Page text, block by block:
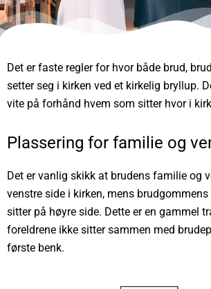
Det er faste regler for hvor både brud,
setter seg i kirken ved et kirkelig bryllup.
vite på forhånd hvem som sitter hvor i
Plassering for familie og
Det er vanlig skikk at brudens familie og
venstre side i kirken, mens
sitter på høyre side. Dette er en gammel
foreldrene ikke sitter sammen med
første benk.